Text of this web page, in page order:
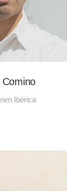
Ibérica